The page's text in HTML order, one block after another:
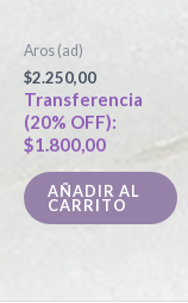
Aros (ad)
$2.250,00
Transferencia
(20% OFF):
$1.800,00
AÑADIR AL
CARRITO